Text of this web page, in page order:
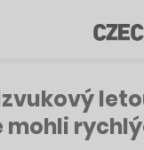
mohli